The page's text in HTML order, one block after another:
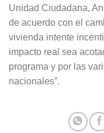
Unidad Ciudadana,
de acuerdo con el
vivienda intente
impacto real sea
programa y por las
nacionales”.